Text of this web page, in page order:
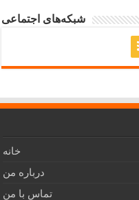
شبکه‌های اجتماعی
خانه
درباره من
تماس با من